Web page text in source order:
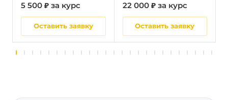
5 500 ₽ за курс
Оставить заявку
22 000 ₽ за курс
Оставить заявку